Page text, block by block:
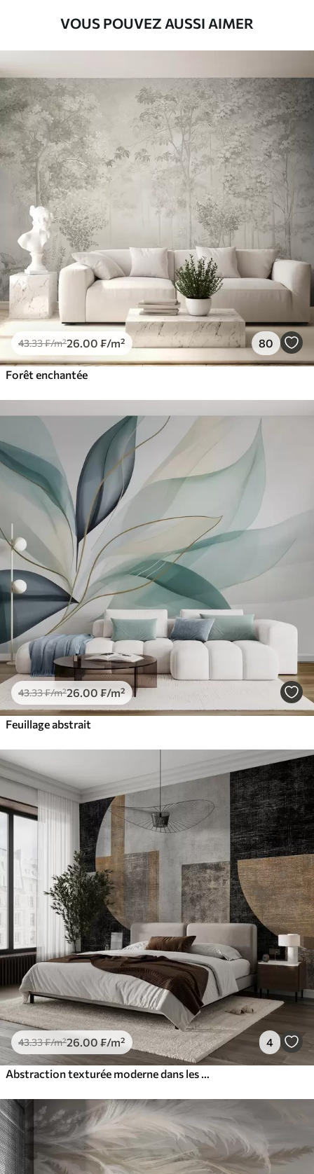
VOUS POUVEZ AUSSI AIMER
43.33₣/m²26 .00 ₣/m² 80
Forêt enchantée
43.33₣/m²26 .00 ₣/m²
Feuillage abstrait
43.33₣/m²26 .00 ₣/m² 4